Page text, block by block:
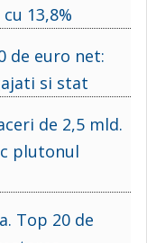
13,8%
de euro net:
si stat
de 2,5 mld.
plutonul
Top 20 de